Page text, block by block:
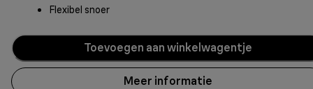
Flexibel snoer
Toevoegen aan winkelwagentje
Meer informatie